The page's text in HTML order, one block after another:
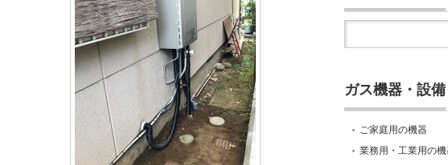
ガス機器・設備
ご家庭用の機器
業務用・工業用の